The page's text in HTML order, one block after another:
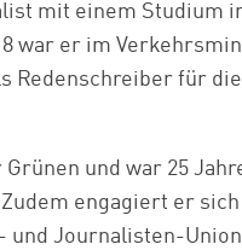
mit einem Studium
war er im
Redenschreiber für
und war 25
engagiert er
und Journalisten-